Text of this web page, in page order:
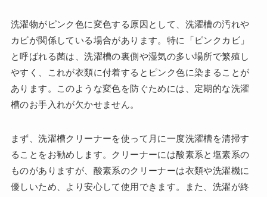
洗濯物がピンク色に変色する原因として、洗濯槽の汚れや
カビが関係している場合があります。特に「ピンクカビ」
と呼ばれる菌は、洗濯槽の裏側や湿気の多い場所で繁殖し
やすく、これが衣類に付着するとピンク色に染まることが
あります。このような変色を防ぐためには、定期的な洗濯
槽のお手入れが欠かせません。
まず、洗濯槽クリーナーを使って月に一度洗濯槽を清掃す
ることをお勧めします。クリーナーには酸素系と塩素系の
ものがありますが、酸素系のクリーナーは衣類や洗濯機に
優しいため、より安心して使用できます。また、洗濯が終